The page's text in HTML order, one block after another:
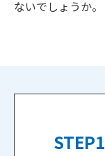
ないでしょうか。